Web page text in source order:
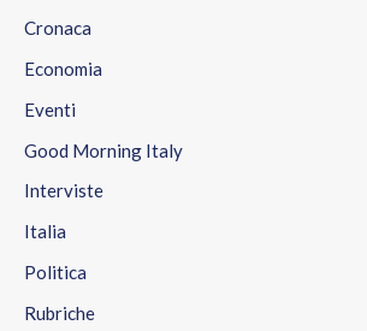
Cronaca
Economia
Eventi
Good Morning Italy
Interviste
Italia
Politica
Rubriche